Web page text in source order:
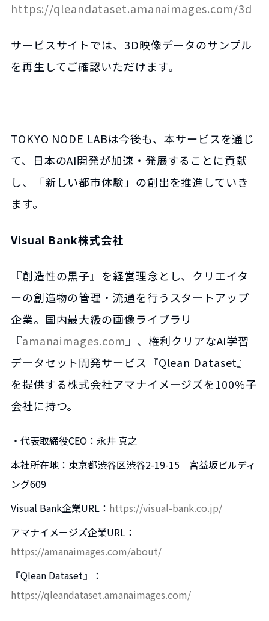
https://qleandataset.amanaimages.com/3d
サービスサイトでは、3D映像データのサンプル
を再生してご確認いただけます。
TOKYO NODE LABは今後も、本サービスを通じ
て、日本のAI開発が加速・発展することに貢献
し、「新しい都市体験」の創出を推進していき
ます。
Visual Bank株式会社
『創造性の黒子』を経営理念とし、クリエイタ
ーの創造物の管理・流通を行うスタートアップ
企業。国内最大級の画像ライブラリ
『amanaimages.com』、権利クリアなAI学習
データセット開発サービス『Qlean Dataset』
を提供する株式会社アマナイメージズを100%子
会社に持つ。
・代表取締役CEO：永井 真之
本社所在地：東京都渋谷区渋谷2-19-15 宮益坂ビルディ
ング609
Visual Bank企業URL： https://visual-bank.co.jp/
アマナイメージズ企業URL：
https://amanaimages.com/about/
『Qlean Dataset』：
https://qleandataset.amanaimages.com/